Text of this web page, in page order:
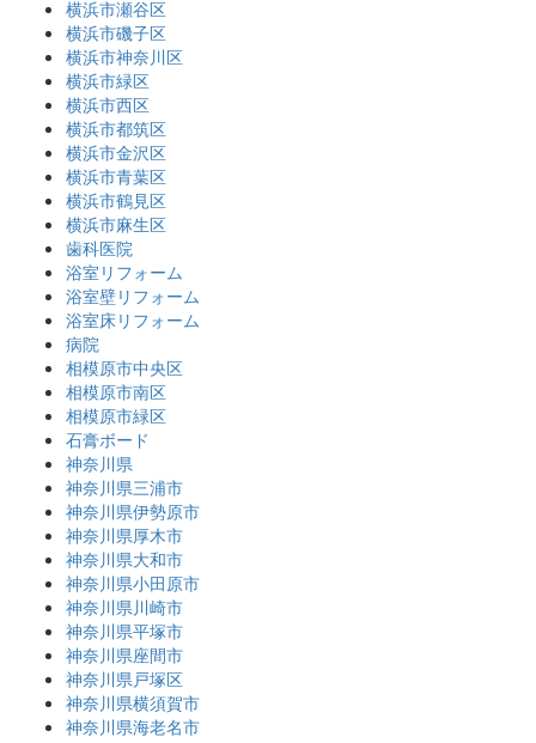
横浜市瀬谷区
横浜市磯子区
横浜市神奈川区
横浜市緑区
横浜市西区
横浜市都筑区
横浜市金沢区
横浜市青葉区
横浜市鶴見区
横浜市麻生区
歯科医院
浴室リフォーム
浴室壁リフォーム
浴室床リフォーム
病院
相模原市中央区
相模原市南区
相模原市緑区
石膏ボード
神奈川県
神奈川県三浦市
神奈川県伊勢原市
神奈川県厚木市
神奈川県大和市
神奈川県小田原市
神奈川県川崎市
神奈川県平塚市
神奈川県座間市
神奈川県戸塚区
神奈川県横須賀市
神奈川県海老名市